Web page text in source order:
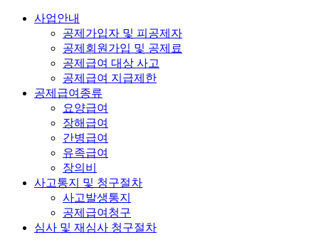
사업안내
공제가입자 및 피공제자
공제회원가입 및 공제료
공제급여 대상 사고
공제급여 지급제한
공제급여종류
요양급여
장해급여
간병급여
유족급여
장의비
사고통지 및 청구절차
사고발생통지
공제급여청구
심사 및 재심사 청구절차